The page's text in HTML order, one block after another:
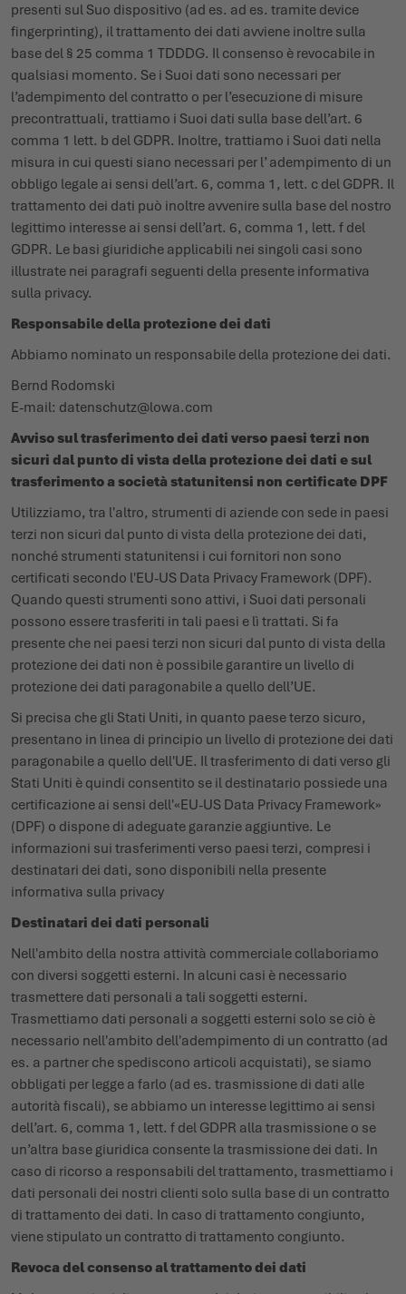
presenti sul Suo dispositivo (ad es. ad es. tramite device
fingerprinting), il trattamento dei dati avviene inoltre sulla
base del § 25 comma 1 TDDDG. Il consenso è revocabile in
qualsiasi momento. Se i Suoi dati sono necessari per
l’adempimento del contratto o per l’esecuzione di misure
precontrattuali, trattiamo i Suoi dati sulla base dell’art. 6
comma 1 lett. b del GDPR. Inoltre, trattiamo i Suoi dati nella
misura in cui questi siano necessari per l’ adempimento di un
obbligo legale ai sensi dell’art. 6, comma 1, lett. c del GDPR. Il
trattamento dei dati può inoltre avvenire sulla base del nostro
legittimo interesse ai sensi dell’art. 6, comma 1, lett. f del
GDPR. Le basi giuridiche applicabili nei singoli casi sono
illustrate nei paragrafi seguenti della presente informativa
sulla privacy.
Responsabile della protezione dei dati
Abbiamo nominato un responsabile della protezione dei dati.
Bernd Rodomski
E-mail: datenschutz@lowa.com
Avviso sul trasferimento dei dati verso paesi terzi non
sicuri dal punto di vista della protezione dei dati e sul
trasferimento a società statunitensi non certificate DPF
Utilizziamo, tra l'altro, strumenti di aziende con sede in paesi
terzi non sicuri dal punto di vista della protezione dei dati,
nonché strumenti statunitensi i cui fornitori non sono
certificati secondo l'EU-US Data Privacy Framework (DPF).
Quando questi strumenti sono attivi, i Suoi dati personali
possono essere trasferiti in tali paesi e lì trattati. Si fa
presente che nei paesi terzi non sicuri dal punto di vista della
protezione dei dati non è possibile garantire un livello di
protezione dei dati paragonabile a quello dell’UE.
Si precisa che gli Stati Uniti, in quanto paese terzo sicuro,
presentano in linea di principio un livello di protezione dei dati
paragonabile a quello dell'UE. Il trasferimento di dati verso gli
Stati Uniti è quindi consentito se il destinatario possiede una
certificazione ai sensi dell'«EU-US Data Privacy Framework»
(DPF) o dispone di adeguate garanzie aggiuntive. Le
informazioni sui trasferimenti verso paesi terzi, compresi i
destinatari dei dati, sono disponibili nella presente
informativa sulla privacy
Destinatari dei dati personali
Nell'ambito della nostra attività commerciale collaboriamo
con diversi soggetti esterni. In alcuni casi è necessario
trasmettere dati personali a tali soggetti esterni.
Trasmettiamo dati personali a soggetti esterni solo se ciò è
necessario nell'ambito dell'adempimento di un contratto (ad
es. a partner che spediscono articoli acquistati), se siamo
obbligati per legge a farlo (ad es. trasmissione di dati alle
autorità fiscali), se abbiamo un interesse legittimo ai sensi
dell’art. 6, comma 1, lett. f del GDPR alla trasmissione o se
un’altra base giuridica consente la trasmissione dei dati. In
caso di ricorso a responsabili del trattamento, trasmettiamo i
dati personali dei nostri clienti solo sulla base di un contratto
di trattamento dei dati. In caso di trattamento congiunto,
viene stipulato un contratto di trattamento congiunto.
Revoca del consenso al trattamento dei dati